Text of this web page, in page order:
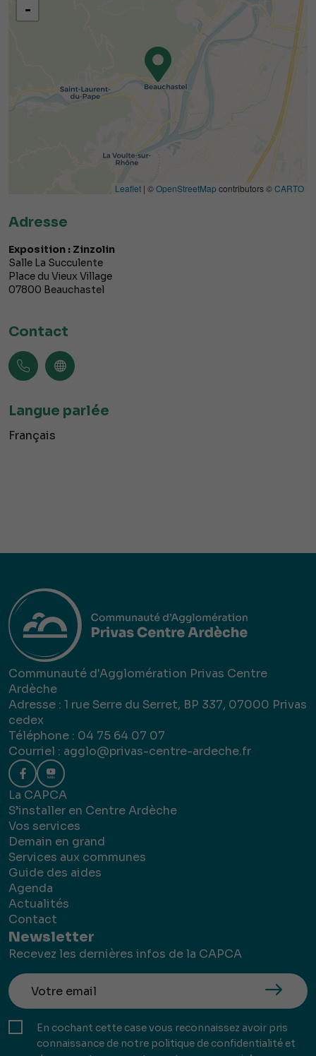
-
Leaflet | ©OpenStreetMapcontributors ©CARTO
Adresse
Exposition : Zinzolin
Salle La Succulente
Place du Vieux Village
07800 Beauchastel
Contact
Langue parlée
Français
Communauté d'Agglomération Privas Centre
Ardèche
Adresse : 1 rue Serre du Serret, BP 337, 07000 Privas
cedex
Téléphone : 04 75 64 07 07
Courriel : agglo@privas-centre-ardeche.fr
La CAPCA
S’installer en Centre Ardèche
Vos services
Demain en grand
Services aux communes
Guide des aides
Agenda
Actualités
Contact
Newsletter
Recevez les dernières infos de la CAPCA
En cochant cette case vous reconnaissez avoir pris
connaissance de notre politique de confidentialité et